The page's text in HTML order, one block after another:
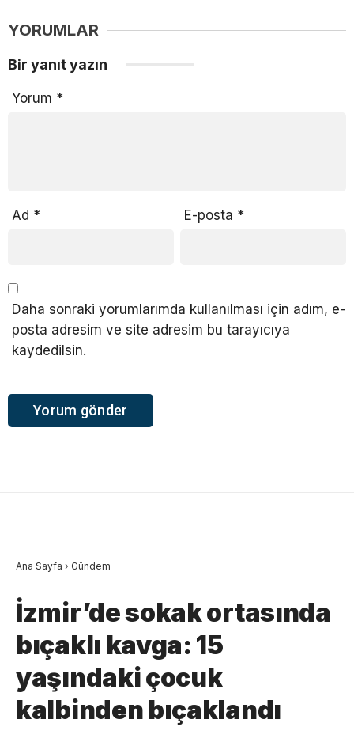
YORUMLAR
Bir yanıt yazın
Yorum *
Ad * E-posta *
Daha sonraki yorumlarımda kullanılması için adım, e-
posta adresim ve site adresim bu tarayıcıya
kaydedilsin.
Ana Sayfa › Gündem
İzmir’de sokak ortasında
bıçaklı kavga: 15
yaşındaki çocuk
kalbinden bıçaklandı